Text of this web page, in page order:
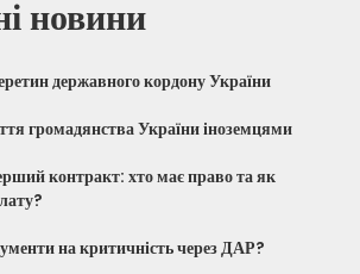
новини
державного кордону України
громадянства України іноземцями
контракт: хто має право та як
на критичність через ДАР?